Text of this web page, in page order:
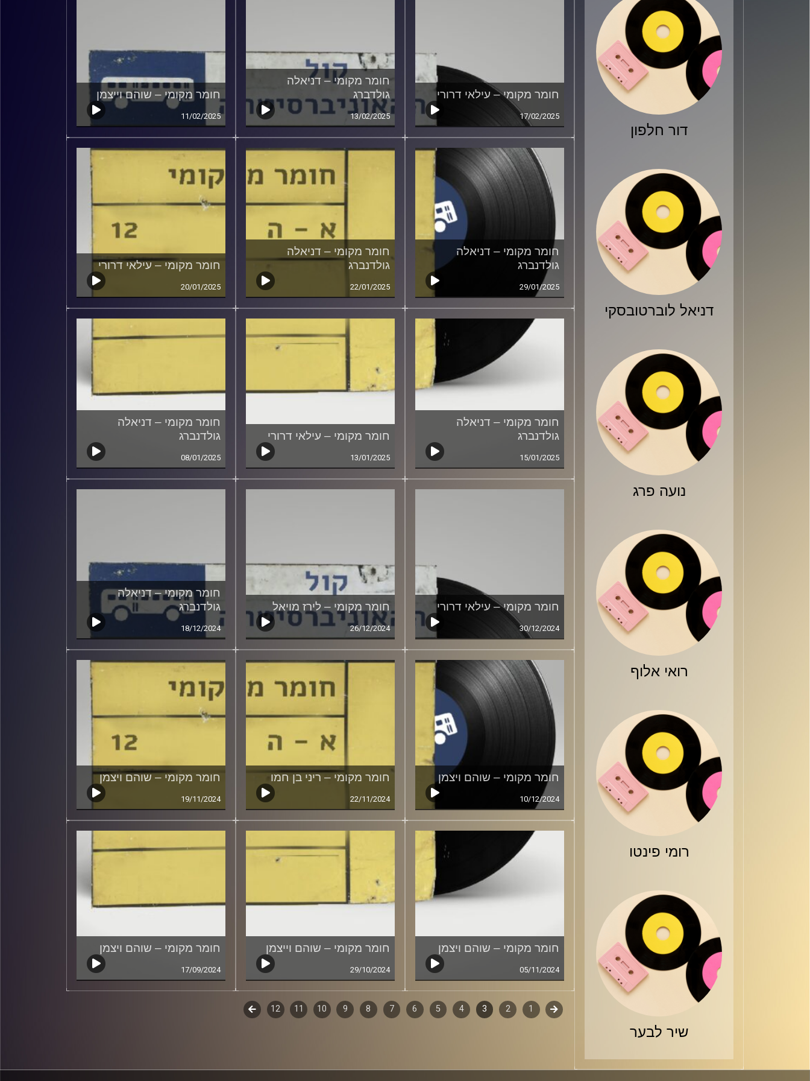
דור חלפון
דניאל לוברטובסקי
נועה פרג
רואי אלוף
רומי פינטו
שיר לבער
חומר מקומי – עילאי דרורי
17/02/2025
חומר מקומי – דניאלה
גולדברג
13/02/2025
חומר מקומי – שוהם וייצמן
11/02/2025
חומר מקומי – דניאלה
גולדנברג
29/01/2025
חומר מקומי – דניאלה
גולדנברג
22/01/2025
חומר מקומי – עילאי דרורי
20/01/2025
חומר מקומי – דניאלה
גולדנברג
15/01/2025
חומר מקומי – עילאי דרורי
13/01/2025
חומר מקומי – דניאלה
גולדנברג
08/01/2025
חומר מקומי – עילאי דרורי
30/12/2024
חומר מקומי – לירז מויאל
26/12/2024
חומר מקומי – דניאלה
גולדנברג
18/12/2024
חומר מקומי – שוהם ויצמן
10/12/2024
חומר מקומי – ריני בן חמו
22/11/2024
חומר מקומי – שוהם ויצמן
19/11/2024
חומר מקומי – שוהם ויצמן
05/11/2024
חומר מקומי – שוהם וייצמן
29/10/2024
חומר מקומי – שוהם ויצמן
17/09/2024
סגירה
דפדוף
קודם 1
2
3
4
5
6
7
8
9
10
11
12
לשלב